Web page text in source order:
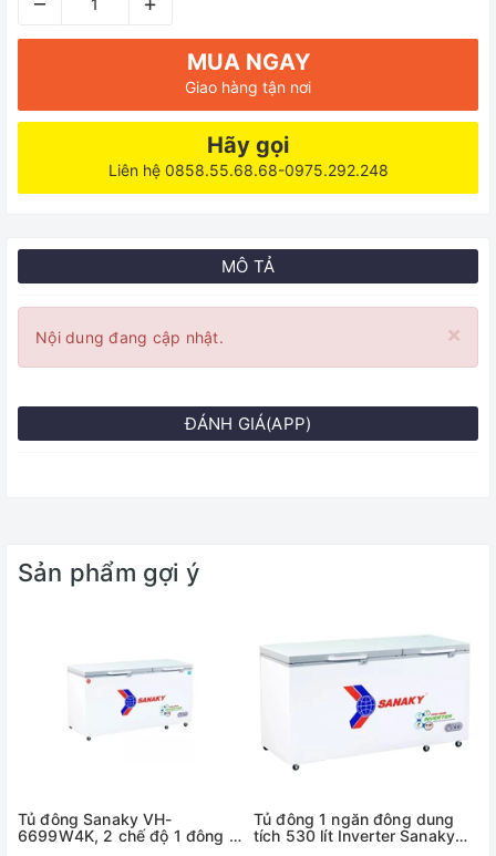
MUA NGAY
Giao hàng tận nơi
Hãy gọi
Liên hệ 0858.55.68.68-0975.292.248
MÔ TẢ
×
Nội dung đang cập nhật.
ĐÁNH GIÁ(APP)
Sản phẩm gợi ý
Tủ đông Sanaky VH-
6699W4K, 2 chế độ 1 đông 1
Tủ đông 1 ngăn đông dung
tích 530 lít Inverter Sanaky